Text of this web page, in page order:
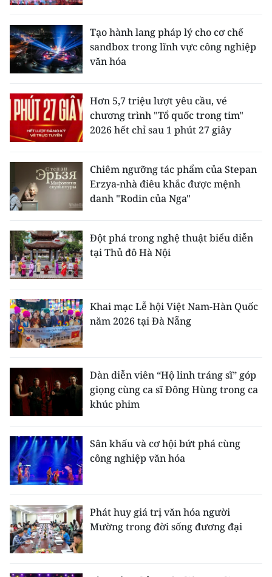
Tạo hành lang pháp lý cho cơ chế
sandbox trong lĩnh vực công nghiệp
văn hóa
Hơn 5,7 triệu lượt yêu cầu, vé
chương trình "Tổ quốc trong tim"
2026 hết chỉ sau 1 phút 27 giây
Chiêm ngưỡng tác phẩm của Stepan
Erzya-nhà điêu khắc được mệnh
danh "Rodin của Nga"
Đột phá trong nghệ thuật biểu diễn
tại Thủ đô Hà Nội
Khai mạc Lễ hội Việt Nam-Hàn Quốc
năm 2026 tại Đà Nẵng
Dàn diễn viên “Hộ linh tráng sĩ” góp
giọng cùng ca sĩ Đông Hùng trong ca
khúc phim
Sân khấu và cơ hội bứt phá cùng
công nghiệp văn hóa
Phát huy giá trị văn hóa người
Mường trong đời sống đương đại